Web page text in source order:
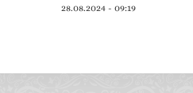
28.08.2024 - 09:19